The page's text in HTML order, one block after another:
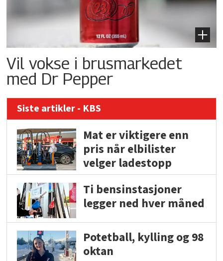
Vil vokse i brusmarkedet
med Dr Pepper
Siste artikler - KBS
Mat er viktigere enn
pris når elbilister
velger ladestopp
Ti bensinstasjoner
legger ned hver måned
Potetball, kylling og 98
oktan